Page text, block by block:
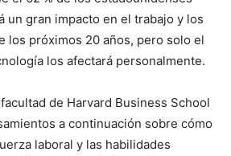
un gran impacto en el trabajo y los
los próximos 20 años, pero solo el
los afectará personalmente.
de Harvard Business School
a continuación sobre cómo
laboral y las habilidades